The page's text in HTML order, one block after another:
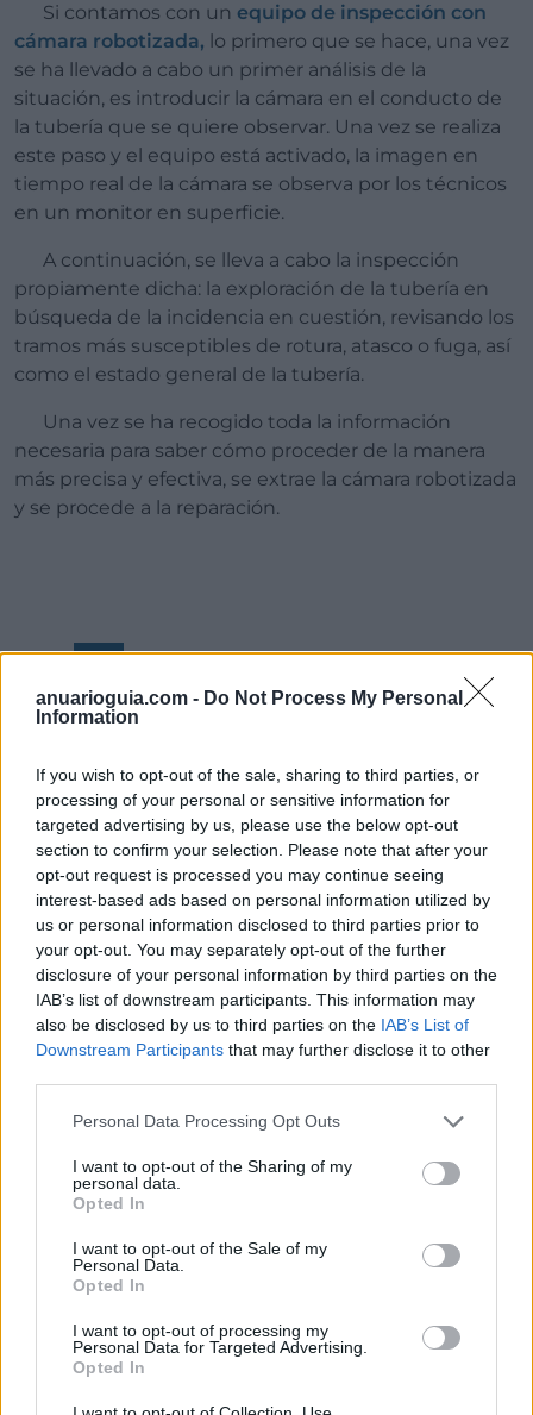
anuarioguia.com - Do Not Process My Personal
Information
If you wish to opt-out of the sale, sharing to third parties, or
processing of your personal or sensitive information for
targeted advertising by us, please use the below opt-out
section to confirm your selection. Please note that after your
opt-out request is processed you may continue seeing
interest-based ads based on personal information utilized by
us or personal information disclosed to third parties prior to
your opt-out. You may separately opt-out of the further
disclosure of your personal information by third parties on the
IAB’s list of downstream participants. This information may
also be disclosed by us to third parties on the IAB’s List of
Downstream Participants that may further disclose it to other
Personal Data Processing Opt Outs
I want to opt-out of the Sharing of my
personal data.
Opted In
I want to opt-out of the Sale of my
Personal Data.
Opted In
I want to opt-out of processing my
Personal Data for Targeted Advertising.
Opted In
Si contamos con un equipo de inspección con
cámara robotizada, lo primero que se hace, una vez
se ha llevado a cabo un primer análisis de la
situación, es introducir la cámara en el conducto de
la tubería que se quiere observar. Una vez se realiza
este paso y el equipo está activado, la imagen en
tiempo real de la cámara se observa por los técnicos
en un monitor en superficie.
A continuación, se lleva a cabo la inspección
propiamente dicha: la exploración de la tubería en
búsqueda de la incidencia en cuestión, revisando los
tramos más susceptibles de rotura, atasco o fuga, así
como el estado general de la tubería.
Una vez se ha recogido toda la información
necesaria para saber cómo proceder de la manera
más precisa y efectiva, se extrae la cámara robotizada
y se procede a la reparación.
B
cámaras robotizadas en
tuberías
Como hemos expuesto, este sistema resulta muy
útil para observar tuberías sin requerir grandes
intervenciones, pero además de su utilidad, el
uso de
cámaras robotizadas incluye otros beneficios:
Precisión y exactitud: A la hora de intervenir
la tubería afectada, la reparación se lleva a
cámara, suponiendo un proceso mucho más
rápido y preciso para cada cliente.
Certeza diagnóstica y posibilidad de
problema, se elimina el riesgo de un
diagnóstico fallido en la avería. Además, este
quiera revisando las grabaciones.
Seguridad